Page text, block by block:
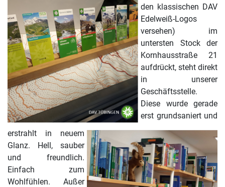
den klassischen DAV
Edelweiß-Logos
versehen) im
untersten Stock der
Kornhausstraße 21
aufdrückt, steht direkt
in unserer
Geschäftsstelle.
Diese wurde gerade
erst grundsaniert und
erstrahlt in neuem
Glanz. Hell, sauber
und freundlich.
Einfach zum
Wohlfühlen. Außer